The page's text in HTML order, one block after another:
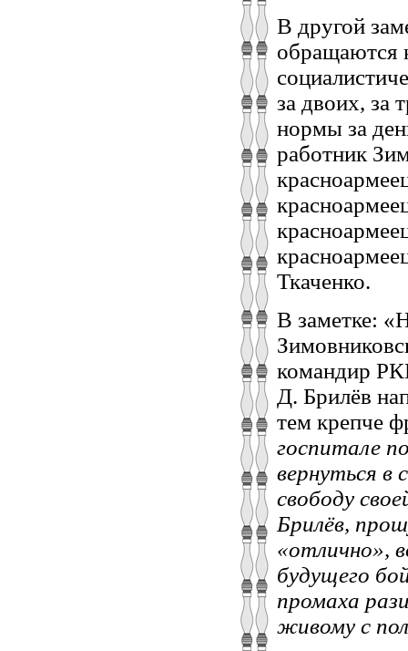
В другой
обращаются
за двоих, за
нормы за
работник
Ткаченко.
В заметке:
командир
Д. Брилёв
тем крепче
госпитале
вернуться в
свободу
Брилёв,
«отлично»,
будущего
промаха
живому с